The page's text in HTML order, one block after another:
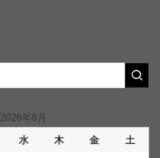
2026年8月
水 木 金 土